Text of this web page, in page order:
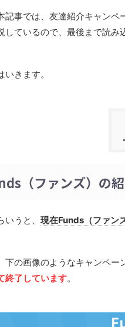
記事では、友達紹介キャン
しているので、最後まで読み
いきます。
（ファンズ）の
いうと、 現在Funds（ファン
下の画像のようなキャンペー
終了しています。